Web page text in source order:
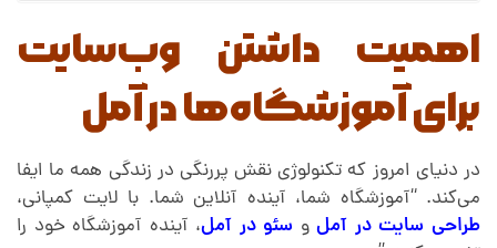
ی
ت
آ
م
اهمیت داشتن وب‌سایت
برای آموزشگاه‌ها در آمل
در دنیای امروز که تکنولوژی نقش پررنگی در زندگی همه ما ایفا
می‌کند. “آموزشگاه شما، آینده آنلاین شما. با لایت کمپانی،
طراحی سایت در آملو سئو در آمل، آینده آموزشگاه خود را